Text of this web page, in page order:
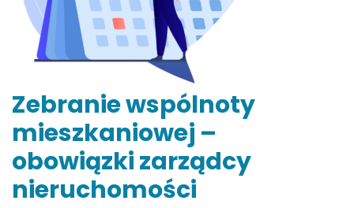
Zebranie wspólnoty
mieszkaniowej –
obowiązki zarządcy
nieruchomości